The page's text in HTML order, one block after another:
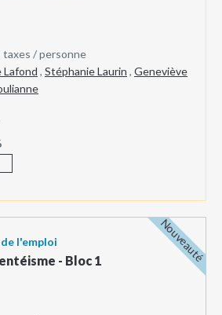
taxes / personne
Lafond , Stéphanie Laurin , Geneviève
Nouveauté
l'emploi
- Bloc 1